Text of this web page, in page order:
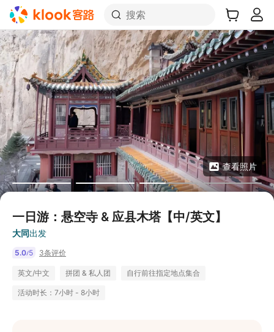
搜索
查看照片
一日游：悬空寺 & 应县木塔【中/英文】
大同出发
5.0/5 3条评价
英文/中文 拼团 & 私人团 自行前往指定地点集合
活动时长：7小时 - 8小时